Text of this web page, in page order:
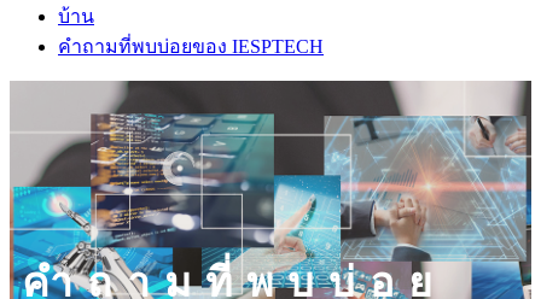
บ้าน
คำถามที่พบบ่อยของ IESPTECH
คำถามที่พบบ่อย